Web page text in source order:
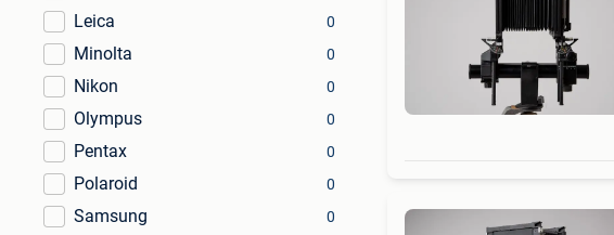
Leica 0
Minolta 0
Nikon 0
Olympus 0
Pentax 0
Polaroid 0
Samsung 0